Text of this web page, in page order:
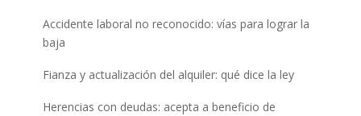
Accidente laboral no reconocido: vías para lograr la
baja
Fianza y actualización del alquiler: qué dice la ley
Herencias con deudas: acepta a beneficio de